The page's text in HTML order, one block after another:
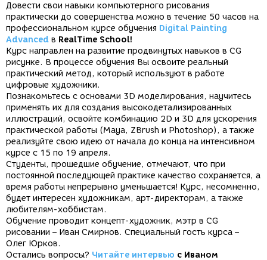
Довести свои навыки компьютерного рисования
практически до совершенства можно в течение 50 часов на
профессиональном курсе обучения Digital Painting
Advanced в RealTime School!
Курс направлен на развитие продвинутых навыков в CG
рисунке. В процессе обучения Вы освоите реальный
практический метод, который используют в работе
цифровые художники.
Познакомьтесь с основами 3D моделирования, научитесь
применять их для создания высокодетализированных
иллюстраций, освойте комбинацию 2D и 3D для ускорения
практической работы (Maya, ZBrush и Photoshop), а также
реализуйте свою идею от начала до конца на интенсивном
курсе с 15 по 19 апреля.
Студенты, прошедшие обучение, отмечают, что при
постоянной последующей практике качество сохраняется, а
время работы непрерывно уменьшается! Курс, несомненно,
будет интересен художникам, арт-директорам, а также
любителям-хоббистам.
Обучение проводит концепт-художник, мэтр в CG
рисовании – Иван Смирнов. Специальный гость курса –
Олег Юрков.
Остались вопросы? Читайте интервью с Иваном